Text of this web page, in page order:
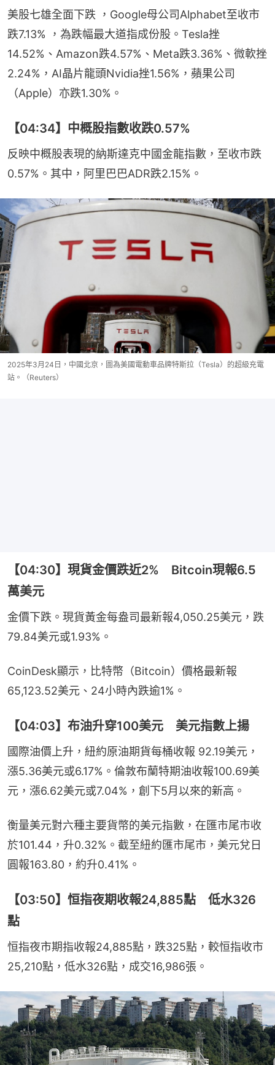
美股七雄全面下跌 ，Google母公司Alphabet至收市
跌7.13% ，為跌幅最大道指成份股。Tesla挫
14.52%、Amazon跌4.57%、Meta跌3.36%、微軟挫
2.24%，AI晶片龍頭Nvidia挫1.56%，蘋果公司
（Apple）亦跌1.30%。
【04:34】中概股指數收跌0.57%
反映中概股表現的納斯達克中國金龍指數，至收市跌
0.57%。其中，阿里巴巴ADR跌2.15%。
2025年3月24日，中國北京，圖為美國電動車品牌特斯拉（Tesla）的超級充電
站。（Reuters）
【04:30】現貨金價跌近2% Bitcoin現報6.5
萬美元
金價下跌。現貨黃金每盎司最新報4,050.25美元，跌
79.84美元或1.93%。
CoinDesk顯示，比特幣（Bitcoin）價格最新報
65,123.52美元、24小時內跌逾1%。
【04:03】布油升穿100美元 美元指數上揚
國際油價上升，紐約原油期貨每桶收報 92.19美元，
漲5.36美元或6.17%。倫敦布蘭特期油收報100.69美
元，漲6.62美元或7.04%，創下5月以來的新高。
衡量美元對六種主要貨幣的美元指數，在匯市尾市收
於101.44，升0.32%。截至紐約匯市尾市，美元兌日
圓報163.80，約升0.41%。
【03:50】恒指夜期收報24,885點 低水326
點
恒指夜市期指收報24,885點，跌325點，較恒指收市
25,210點，低水326點，成交16,986張。